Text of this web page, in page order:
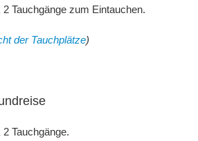
Tauchgänge zum Eintauchen.
der Tauchplätze)
Tauchgänge.